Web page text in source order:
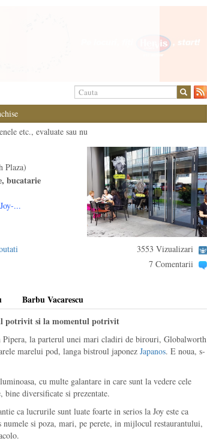
etc., evaluate sau nu
Plaza)
bucatarie
...
3553 Vizualizari
7 Comentarii
Barbu Vacarescu
potrivit si la momentul potrivit
Pipera, la parterul unei mari cladiri de birouri, Globalworth
marelui pod, langa bistroul japonez Japanos. E noua, s-
cu multe galantare in care sunt la vedere cele
bine diversificate si prezentate.
ca lucrurile sunt luate foarte in serios la Joy este ca
numele si poza, mari, pe perete, in mijlocul restaurantului,